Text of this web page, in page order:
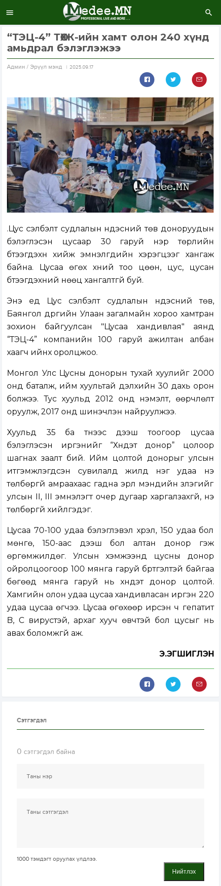
“ТЭЦ-4” ТӨХК-ийн хамт олон 240 хүнд
амьдрал бэлэглэжээ
Aдмин / Эрүүл мэнд 2025.09.17
.Цус сэлбэлт судлалын үндэсний төв доноруудын
бэлэглэсэн цусаар 30 гаруй нэр төрлийн
бүтээгдэхүүн хийж эмнэлгүүдийн хэрэгцээг хангаж
байна. Цусаа өгөх хүний тоо цөөн, цус, цусан
бүтээгдэхүүний нөөц хангалтгүй буй.
Энэ үед Цус сэлбэлт судлалын үндэсний төв,
Баянгол дүүргийн Улаан загалмайн хороо хамтран
зохион байгуулсан "Цусаа хандивлая" аянд
“ТЭЦ-4” компанийн 100 гаруй ажилтан албан
хаагч ийнхүү оролцжоо.
Монгол Улс Цусны донорын тухай хуулийг 2000
онд баталж, ийм хуультай дэлхийн 30 дахь орон
болжээ. Тус хуульд 2012 онд нэмэлт, өөрчлөлт
оруулж, 2017 онд шинэчлэн найруулжээ.
Хуульд 35 ба түүнээс дээш тоогоор цусаа
бэлэглэсэн иргэнийг “Хүндэт донор” цолоор
шагнах заалт бий. Ийм цолтой донорыг улсын
итгэмжлэгдсэн сувилалд жилд нэг удаа үнэ
төлбөргүй амраахаас гадна эрүүл мэндийн үзлэгийг
улсын II, III эмнэлэгт очер дугаар харгалзахгүй, үнэ
төлбөргүй хийлгэдэг.
Цусаа 70-100 удаа бэлэглэвэл хүрэл, 150 удаа бол
мөнгө, 150-аас дээш бол алтан донор гэж
өргөмжилдөг. Улсын хэмжээнд цусны донор
ойролцоогоор 100 мянга гаруй бүртгэлтэй байгаа
бөгөөд мянга гаруй нь хүндэт донор цолтой.
Хамгийн олон удаа цусаа хандивласан иргэн 220
удаа цусаа өгчээ. Цусаа өгөхөөр ирсэн ч гепатит
B, C вирустэй, архаг хууч өвчтэй бол цусыг нь
авах боломжгүй аж.
Э.ЭГШИГЛЭН
Сэтгэгдэл
0 сэтгэгдэл байна
1000 тэмдэгт оруулах үлдлээ.
Нийтлэх